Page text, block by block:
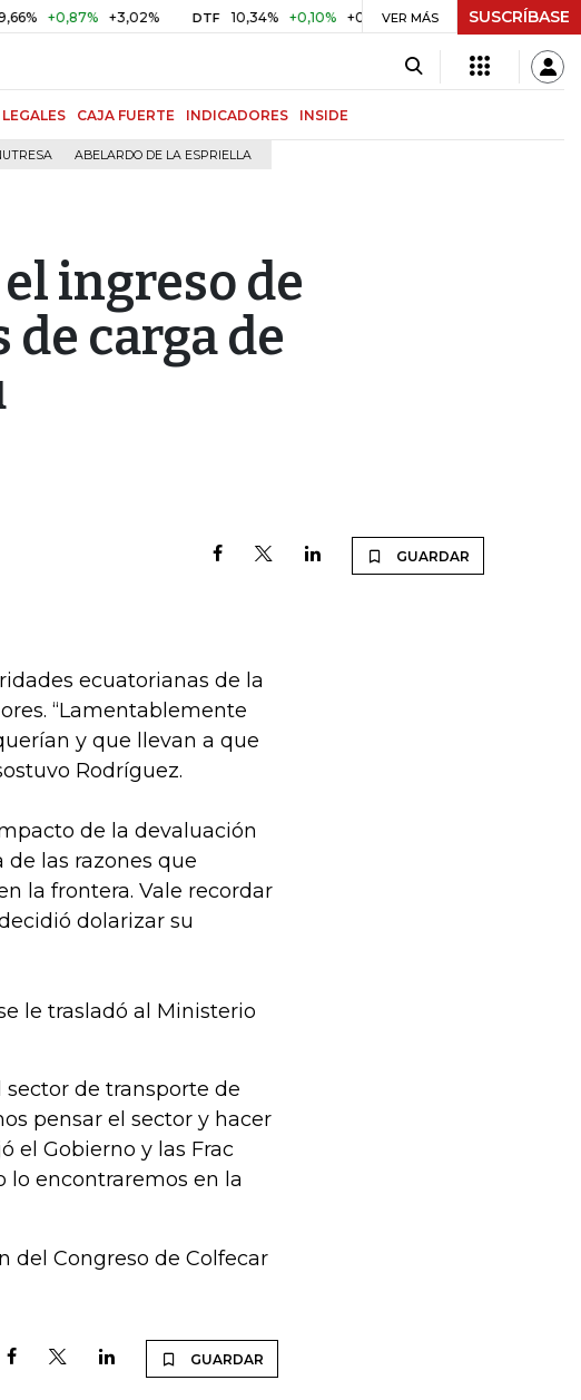
+0,87% +3,02% DTF 10,34% +0,10% +0,98% UVR $ 416,91 +$ 0,05
VER MÁS SUSCRÍBASE
CAJA FUERTE INDICADORES INSIDE
ABELARDO DE LA ESPRIELLA
ingreso de
carga de
GUARDAR
ecuatorianas de la
“Lamentablemente
y que llevan a que
Rodríguez.
de la devaluación
las razones que
la frontera. Vale recordar
dolarizar su
le trasladó al Ministerio
de transporte de
pensar el sector y hacer
el Gobierno y las Frac
lo encontraremos en la
del Congreso de Colfecar
GUARDAR